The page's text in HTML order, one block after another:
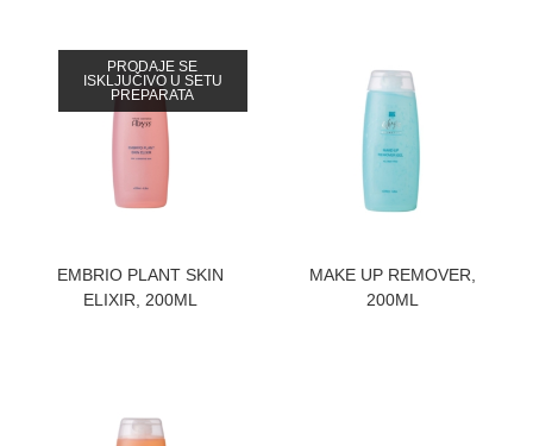
PRODAJE SE
ISKLJUČIVO U SETU
PREPARATA
EMBRIO PLANT SKIN
ELIXIR, 200ML
MAKE UP REMOVER,
200ML